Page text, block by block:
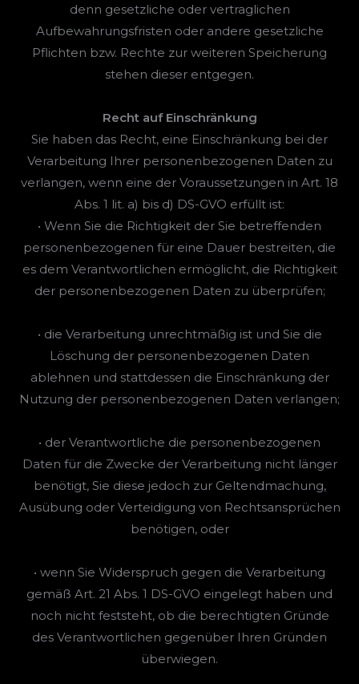
denn gesetzliche oder vertraglichen
Aufbewahrungsfristen oder andere gesetzliche
Pflichten bzw. Rechte zur weiteren Speicherung
stehen dieser entgegen.
Recht auf Einschränkung
Sie haben das Recht, eine Einschränkung bei der
Verarbeitung Ihrer personenbezogenen Daten zu
verlangen, wenn eine der Voraussetzungen in Art. 18
Abs. 1 lit. a) bis d) DS-GVO erfüllt ist:
• Wenn Sie die Richtigkeit der Sie betreffenden
personenbezogenen für eine Dauer bestreiten, die
es dem Verantwortlichen ermöglicht, die Richtigkeit
der personenbezogenen Daten zu überprüfen;
• die Verarbeitung unrechtmäßig ist und Sie die
Löschung der personenbezogenen Daten
ablehnen und stattdessen die Einschränkung der
Nutzung der personenbezogenen Daten verlangen;
• der Verantwortliche die personenbezogenen
Daten für die Zwecke der Verarbeitung nicht länger
benötigt, Sie diese jedoch zur Geltendmachung,
Ausübung oder Verteidigung von Rechtsansprüchen
benötigen, oder
• wenn Sie Widerspruch gegen die Verarbeitung
gemäß Art. 21 Abs. 1 DS-GVO eingelegt haben und
noch nicht feststeht, ob die berechtigten Gründe
des Verantwortlichen gegenüber Ihren Gründen
überwiegen.